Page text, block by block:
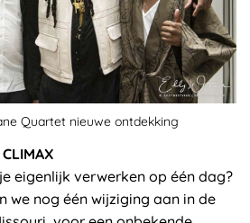
Quartet nieuwe ontdekking
eigenlijk verwerken op één dag?
we nog één wijziging aan in de